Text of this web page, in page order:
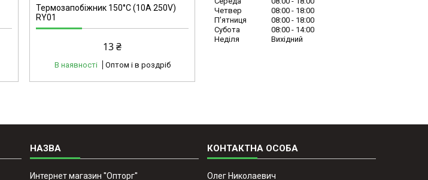
Термозапобіжник 150°C (10А 250V)
RY01
13 ₴
В наявності Оптом і в роздріб
Четвер
08:00
18:00
Пʼятниця
08:00
18:00
Субота
08:00
14:00
Неділя
Вихідний
Интернет магазин ''Опторг'' Олег Николаевич